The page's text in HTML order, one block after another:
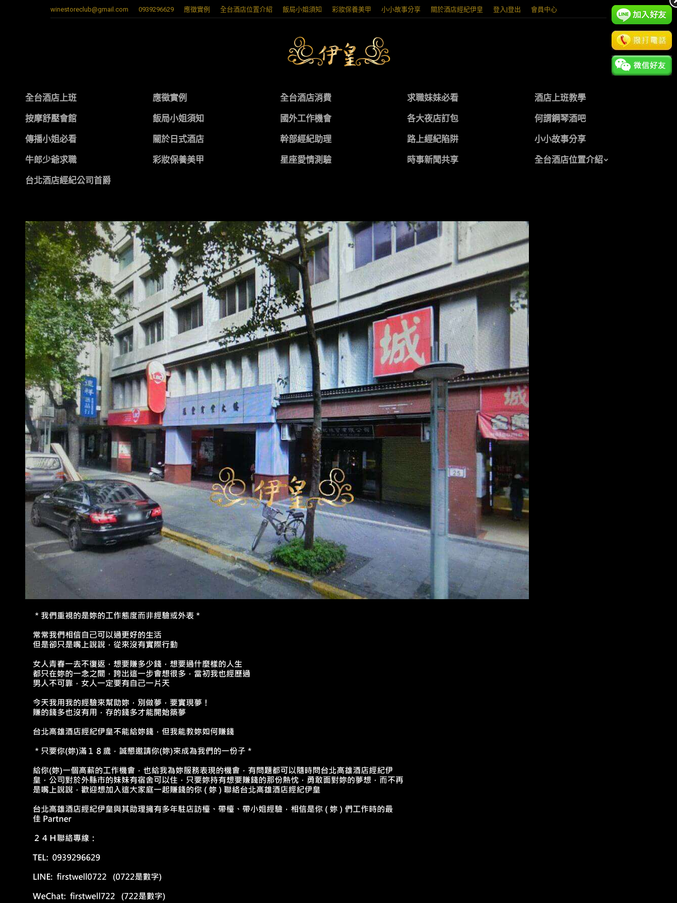
winestoreclub@gmail.com 0939296629 應徵實例 全台酒店位置介紹 飯局小姐須知 彩妝保養美甲 小小故事分享 關於酒店經紀伊皇 登入|登出 會員中心
全台酒店上班 應徵實例 全台酒店消費 求職妹妹必看 酒店上班教學
按摩舒壓會館 飯局小姐須知 國外工作機會 各大夜店訂包 何謂鋼琴酒吧
傳播小姐必看 關於日式酒店 幹部經紀助理 路上經紀陷阱 小小故事分享
牛郎少爺求職 彩妝保養美甲 星座愛情測驗 時事新聞共享 全台酒店位置介紹
台北酒店經紀公司首爵